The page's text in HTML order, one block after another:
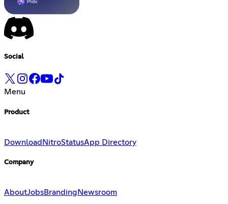
Social
Menu
Product
Download NitroStatusApp Directory
Company
AboutJobsBranding Newsroom